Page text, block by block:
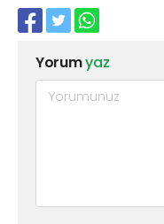
Yorumyaz